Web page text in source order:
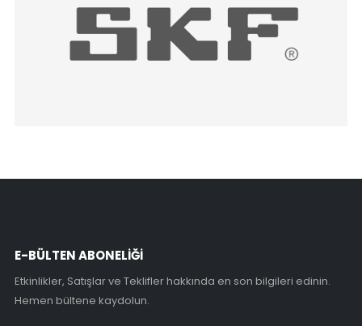
E-BÜLTEN ABONELİĞİ
Etkinlikler, Satışlar ve Teklifler hakkında en son bilgileri edinin.
Hemen bültene kaydolun.